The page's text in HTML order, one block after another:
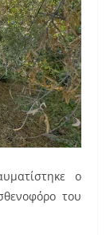
ο
του